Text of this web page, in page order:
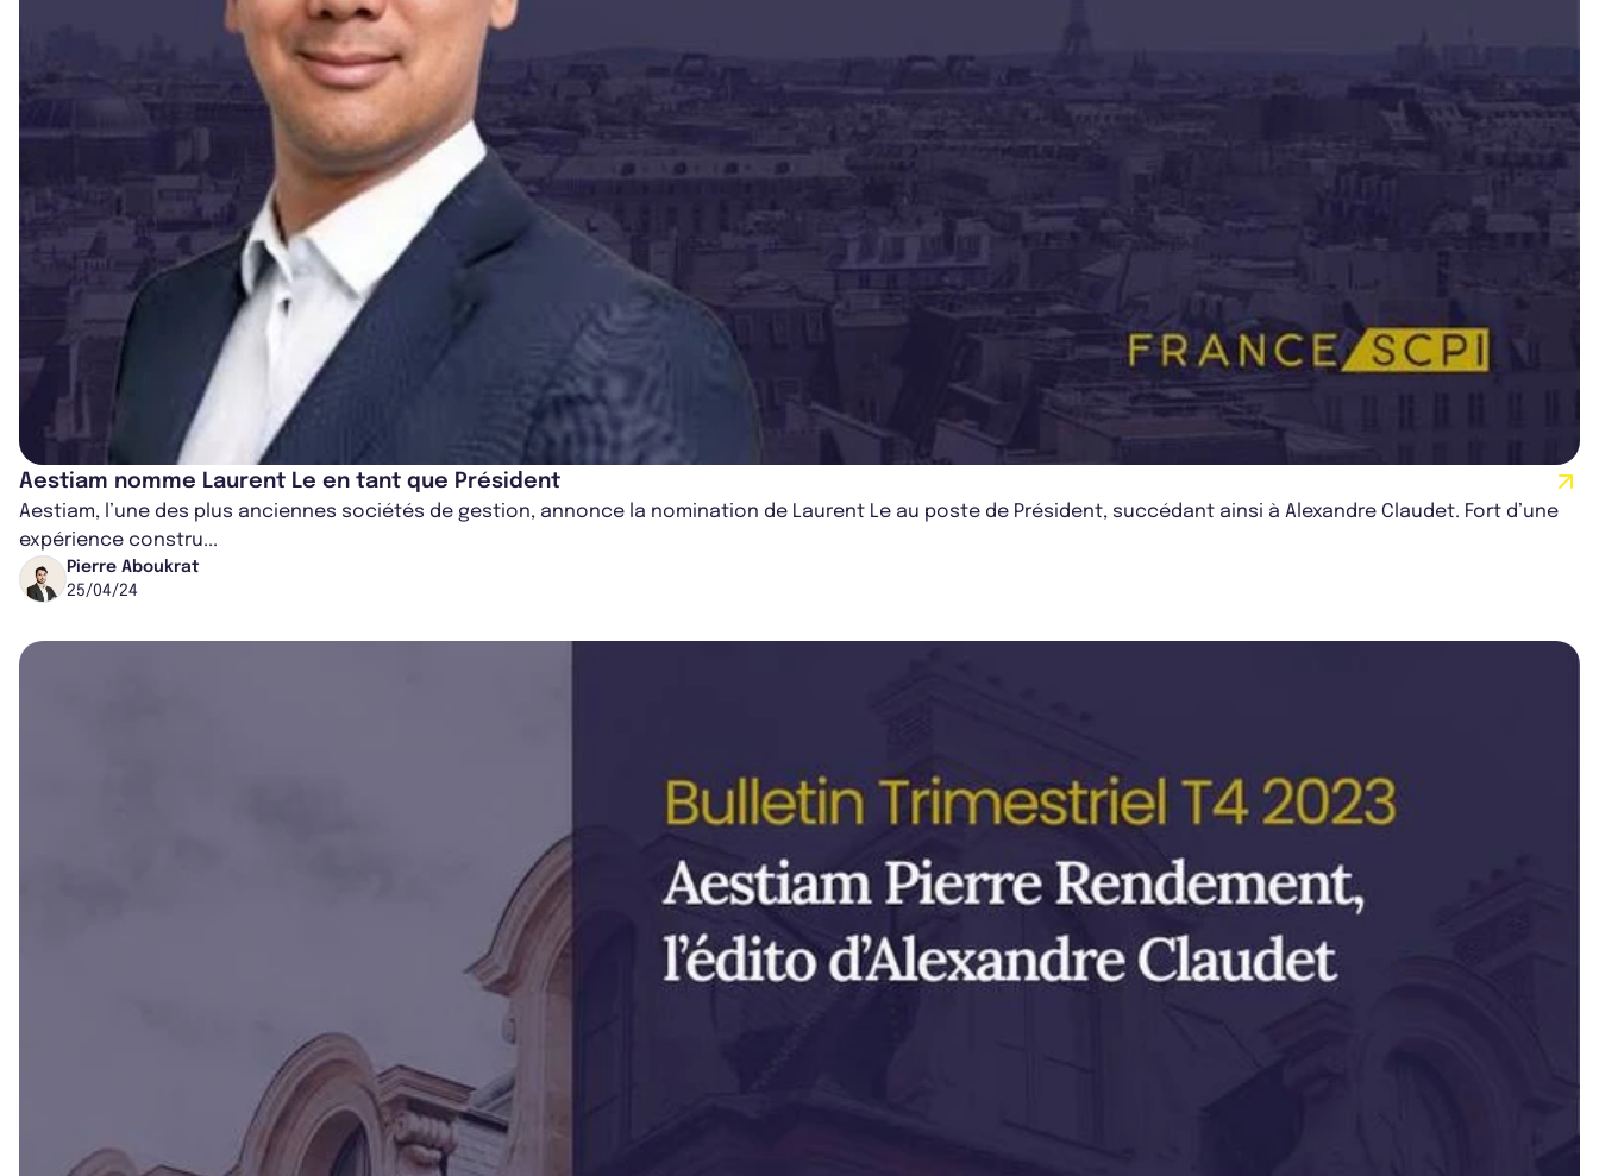
Aestiam nomme Laurent Le en tant que Président
Aestiam, l’une des plus anciennes sociétés de gestion, annonce la nomination de Laurent Le au poste de Président, succédant ainsi à Alexandre Claudet. Fort d’une
expérience constru...
Pierre Aboukrat
25/04/24